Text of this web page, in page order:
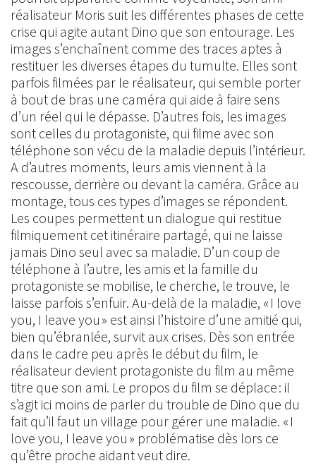
réalisateur Moris suit les différentes phases de cette
crise qui agite autant Dino que son entourage. Les
images s’enchaînent comme des traces aptes à
restituer les diverses étapes du tumulte. Elles sont
parfois filmées par le réalisateur, qui semble porter
à bout de bras une caméra qui aide à faire sens
d’un réel qui le dépasse. D’autres fois, les images
sont celles du protagoniste, qui filme avec son
téléphone son vécu de la maladie depuis l’intérieur.
A d’autres moments, leurs amis viennent à la
rescousse, derrière ou devant la caméra. Grâce au
montage, tous ces types d’images se répondent.
Les coupes permettent un dialogue qui restitue
filmiquement cet itinéraire partagé, qui ne laisse
jamais Dino seul avec sa maladie. D’un coup de
téléphone à l’autre, les amis et la famille du
protagoniste se mobilise, le cherche, le trouve, le
laisse parfois s’enfuir. Au-delà de la maladie, « I love
you, I leave you » est ainsi l’histoire d’une amitié qui,
bien qu’ébranlée, survit aux crises. Dès son entrée
dans le cadre peu après le début du film, le
réalisateur devient protagoniste du film au même
titre que son ami. Le propos du film se déplace : il
s’agit ici moins de parler du trouble de Dino que du
fait qu’il faut un village pour gérer une maladie. « I
love you, I leave you » problématise dès lors ce
qu’être proche aidant veut dire.